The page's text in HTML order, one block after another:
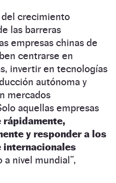
del crecimiento
las barreras
empresas chinas de
centrarse en
invertir en tecnologías
autónoma y
mercados
aquellas empresas
rápidamente,
y responder a los
internacionales
nivel mundial”,